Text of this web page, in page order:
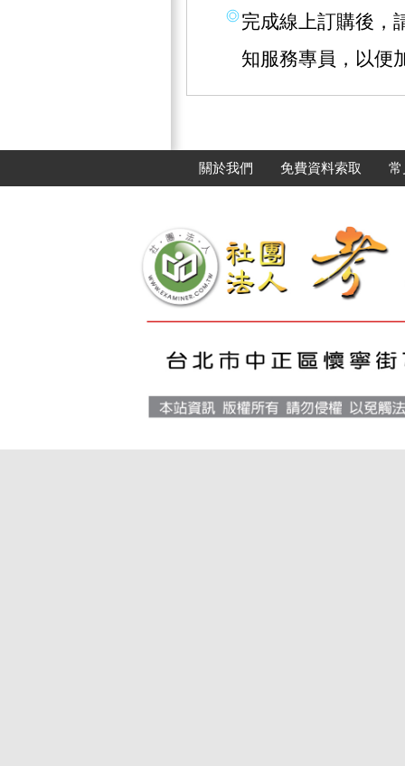
完成線上訂購後，
知服務專員，以便
關於我們 免費資料索取 常